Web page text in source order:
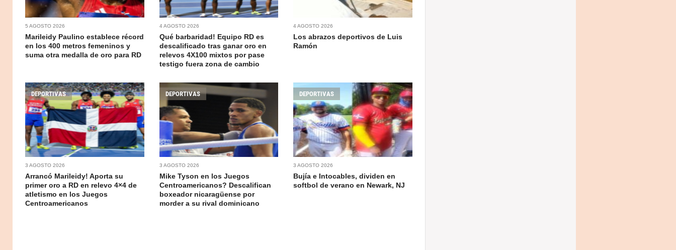
5 AGOSTO 2026
Marileidy Paulino establece récord
en los 400 metros femeninos y
suma otra medalla de oro para RD
4 AGOSTO 2026
Qué barbaridad! Equipo RD es
descalificado tras ganar oro en
relevos 4X100 mixtos por pase
testigo fuera zona de cambio
4 AGOSTO 2026
Los abrazos deportivos de Luis
Ramón
DEPORTIVAS
3 AGOSTO 2026
Arrancó Marileidy! Aporta su
primer oro a RD en relevo 4×4 de
atletismo en los Juegos
Centroamericanos
DEPORTIVAS
3 AGOSTO 2026
Mike Tyson en los Juegos
Centroamericanos? Descalifican
boxeador nicaragüense por
morder a su rival dominicano
DEPORTIVAS
3 AGOSTO 2026
Bujía e Intocables, dividen en
softbol de verano en Newark, NJ